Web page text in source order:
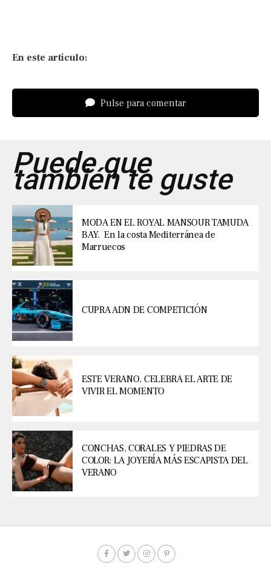
En este artículo:
Pulse para comentar
Puede que
también te guste
MODA EN EL ROYAL MANSOUR TAMUDA
BAY. En la costa Mediterránea de
Marruecos
CUPRA ADN DE COMPETICIÓN
ESTE VERANO, CELEBRA EL ARTE DE
VIVIR EL MOMENTO
CONCHAS, CORALES Y PIEDRAS DE
COLOR: LA JOYERÍA MÁS ESCAPISTA DEL
VERANO